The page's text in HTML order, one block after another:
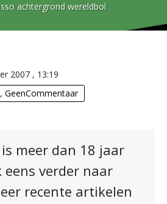
achtergrond wereldbol
2007 , 13:19
,GeenCommentaar
meer dan 18 jaar
eens verder naar
recente artikelen